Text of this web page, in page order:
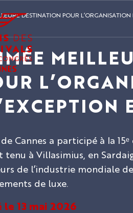
DESTINATION POUR
Cannes a participé à la
tenu à Villasimius, en
de l’industrie mondiale
de luxe.
le 13 mai 2026